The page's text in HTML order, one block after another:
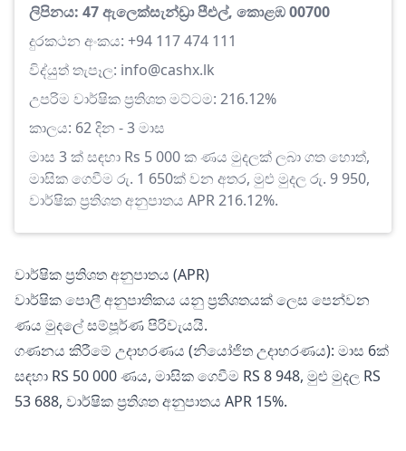
ලිපිනය: 47 ඇලෙක්සැන්ඩ්‍රා පීඑල්, කොළඹ 00700
දුරකථන අංකය: +94 117 474 111
විද්යුත් තැපෑල: info@cashx.lk
උපරිම වාර්ෂික ප්‍රතිශත මට්ටම: 216.12%
කාලය: 62 දින - 3 මාස
මාස 3 ක් සඳහා Rs 5 000 ක ණය මුදලක් ලබා ගත හොත්,
මාසික ගෙවීම රු. 1 650ක් වන අතර, මුළු මුදල රු. 9 950,
වාර්ෂික ප්‍රතිශත අනුපාතය APR 216.12%.
වාර්ෂික ප්‍රතිශත අනුපාතය (APR)
වාර්ෂික පොලී අනුපාතිකය යනු ප්‍රතිශතයක් ලෙස පෙන්වන
ණය මුදලේ සම්පූර්ණ පිරිවැයයි.
ගණනය කිරීමේ උදාහරණය (නියෝජිත උදාහරණය): මාස 6ක්
සඳහා RS 50 000 ණය, මාසික ගෙවීම RS 8 948, මුළු මුදල RS
53 688, වාර්ෂික ප්‍රතිශත අනුපාතය APR 15%.